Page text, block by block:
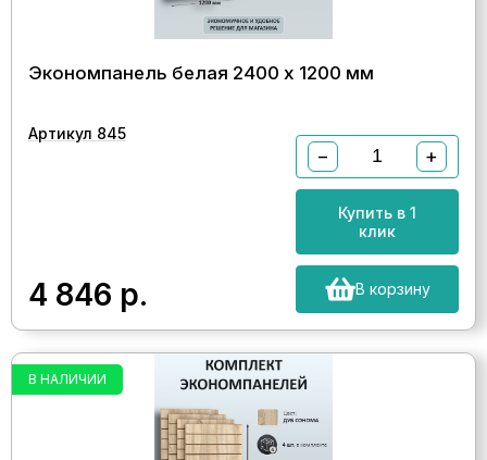
Экономпанель белая 2400 х 1200 мм
Артикул 845
4 846 р.
− +
Купить в 1
клик
В корзину
В НАЛИЧИИ